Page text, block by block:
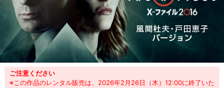
ご注意ください
※この作品のレンタル販売は、2026年2月26日（木）12:00に終了いた